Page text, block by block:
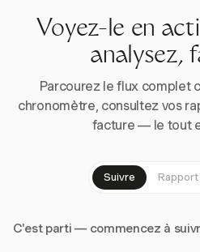
Voyez-le en
analysez,
Parcourez le flux complet
chronomètre, consultez vos
facture — le tout
Suivre Rapport
C'est parti — commencez à